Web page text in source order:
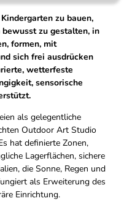
zu bauen,
zu gestalten, in
formen, mit
sich frei ausdrücken
wetterfeste
sensorische
als gelegentliche
Outdoor Art Studio
hat definierte Zonen,
Lagerflächen, sichere
die Sonne, Regen und
als Erweiterung des
Einrichtung.